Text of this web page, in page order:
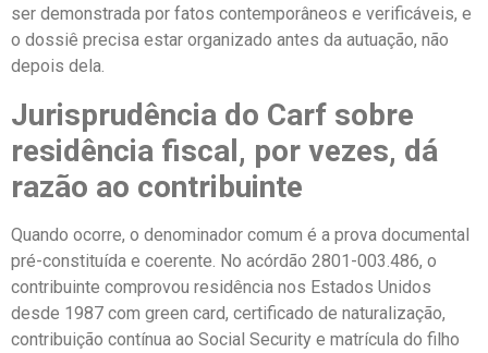
ser demonstrada por fatos contemporâneos e verificáveis, e
o dossiê precisa estar organizado antes da autuação, não
depois dela.
Jurisprudência do Carf sobre
residência fiscal, por vezes, dá
razão ao contribuinte
Quando ocorre, o denominador comum é a prova documental
pré-constituída e coerente. No acórdão 2801-003.486, o
contribuinte comprovou residência nos Estados Unidos
desde 1987 com green card, certificado de naturalização,
contribuição contínua ao Social Security e matrícula do filho